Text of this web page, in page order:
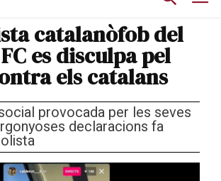
catalanòfob del
es disculpa pel
els catalans
provocada per les seves
declaracions fa